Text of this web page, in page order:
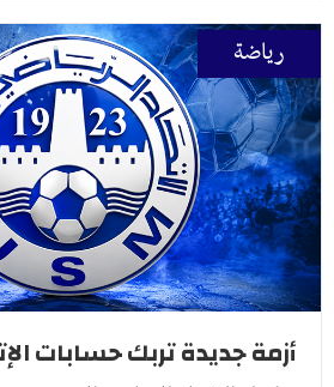
رياضة
أزمة جديدة تربك حسابات